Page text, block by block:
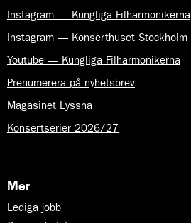
Instagram — Kungliga Filharmonikerna
Instagram — Konserthuset Stockholm
Youtube — Kungliga Filharmonikerna
Prenumerera på nyhetsbrev
Magasinet Lyssna
Konsertserier 2026/27
Mer
Lediga jobb